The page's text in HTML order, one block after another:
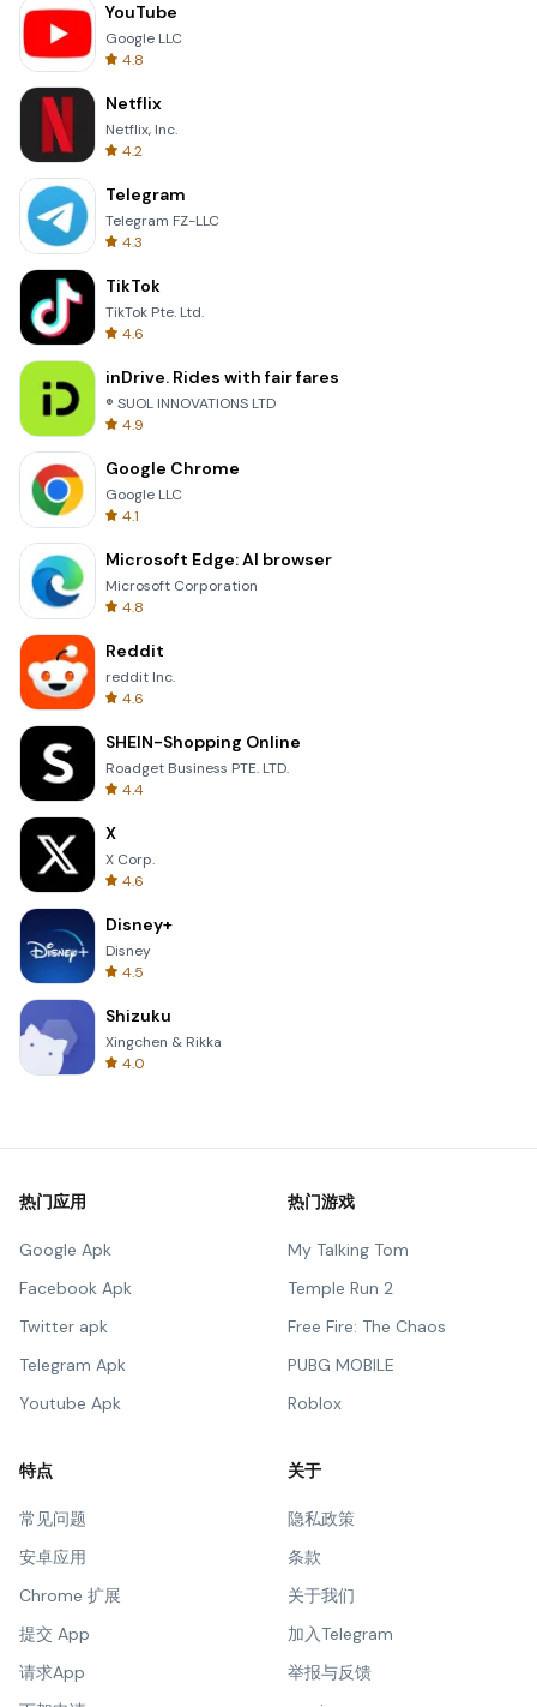
YouTube
Google LLC
4.8
Netflix
Netflix, Inc.
4.2
Telegram
Telegram FZ-LLC
4.3
TikTok
TikTok Pte. Ltd.
4.6
inDrive. Rides with fair fares
® SUOL INNOVATIONS LTD
4.9
Google Chrome
Google LLC
4.1
Microsoft Edge: AI browser
Microsoft Corporation
4.8
Reddit
reddit Inc.
4.6
SHEIN-Shopping Online
Roadget Business PTE. LTD.
4.4
X
X Corp.
4.6
Disney+
Disney
4.5
Shizuku
Xingchen & Rikka
4.0
热门应用
Google Apk
Facebook Apk
Twitter apk
Telegram Apk
Youtube Apk
热门游戏
My Talking Tom
Temple Run 2
Free Fire: The Chaos
PUBG MOBILE
Roblox
特点
常见问题
安卓应用
Chrome 扩展
提交 App
请求App
关于
隐私政策
条款
关于我们
加入Telegram
举报与反馈